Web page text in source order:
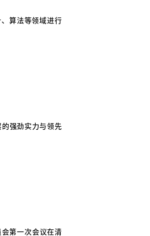
算法等领域进行
强劲实力与领先
第一次会议在清